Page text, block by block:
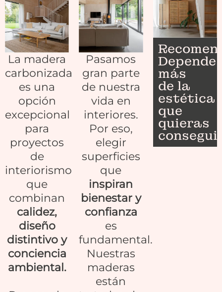
La madera
carbonizada
es una
opción
excepcional
para
proyectos
de
interiorismo
que
combinan
calidez,
diseño
distintivo y
conciencia
ambiental.
Pasamos
gran parte
de nuestra
vida en
interiores.
Por eso,
elegir
superficies
que
inspiran
bienestar y
confianza
es
fundamental.
Nuestras
maderas
están
Depende
más
de la
estética
que
quieras